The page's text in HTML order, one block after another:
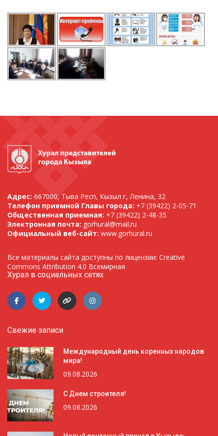
Адрес: 667000, Тыва Респ, Кызыл г, Ленина, 32
Телефон приемной Главы города: +7 (39422) 2-05-71
Общественная приемная: +7 (39422) 2-48-35
Электронная почта: gorhural@mail.ru
Официальный веб-сайт: www.gorhural.ru
Все материалы сайта доступны по лицензии: Creative
Commons Attribution 4.0 Всемирная
Хурал в социальных сетях
Свежие записи
Международный день коренных народов
мира!
09.08.2026
С Днем строителя!
09.08.2026